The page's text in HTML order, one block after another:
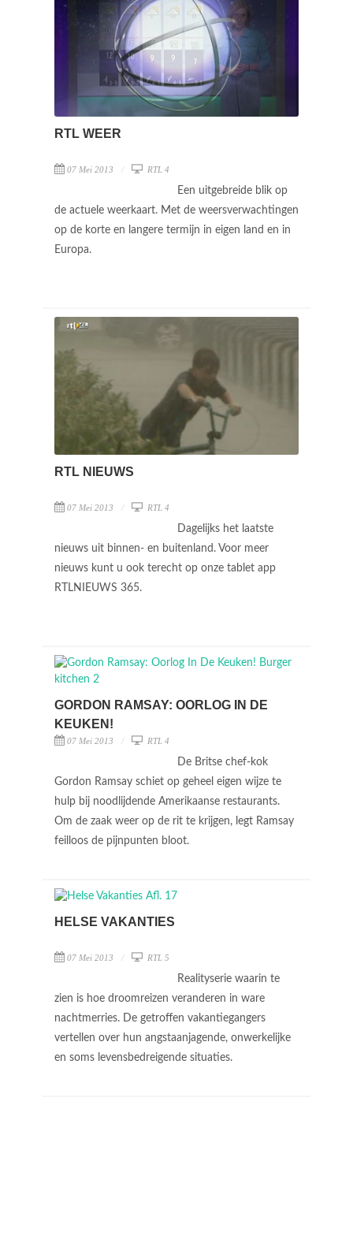
RTL WEER
07 Mei 2013 RTL 4
Een uitgebreide blik op
de actuele weerkaart. Met de weersverwachtingen
op de korte en langere termijn in eigen land en in
Europa.
RTL NIEUWS
07 Mei 2013 RTL 4
Dagelijks het laatste
nieuws uit binnen- en buitenland. Voor meer
nieuws kunt u ook terecht op onze tablet app
RTLNIEUWS 365.
GORDON RAMSAY: OORLOG IN DE
KEUKEN!
07 Mei 2013 RTL 4
De Britse chef-kok
Gordon Ramsay schiet op geheel eigen wijze te
hulp bij noodlijdende Amerikaanse restaurants.
Om de zaak weer op de rit te krijgen, legt Ramsay
feilloos de pijnpunten bloot.
HELSE VAKANTIES
07 Mei 2013 RTL 5
Realityserie waarin te
zien is hoe droomreizen veranderen in ware
nachtmerries. De getroffen vakantiegangers
vertellen over hun angstaanjagende, onwerkelijke
en soms levensbedreigende situaties.